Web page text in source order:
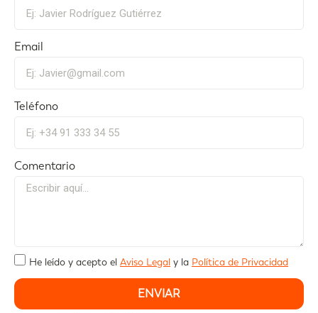
Email
Teléfono
Comentario
He leído y acepto el Aviso Legal y la Política de Privacidad
ENVIAR